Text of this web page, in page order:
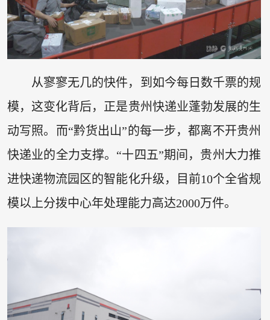
从寥寥无几的快件，到如今每日数千票的规
模，这变化背后，正是贵州快递业蓬勃发展的生
动写照。而“黔货出山”的每一步，都离不开贵州
快递业的全力支撑。“十四五”期间，贵州大力推
进快递物流园区的智能化升级，目前10个全省规
模以上分拨中心年处理能力高达2000万件。